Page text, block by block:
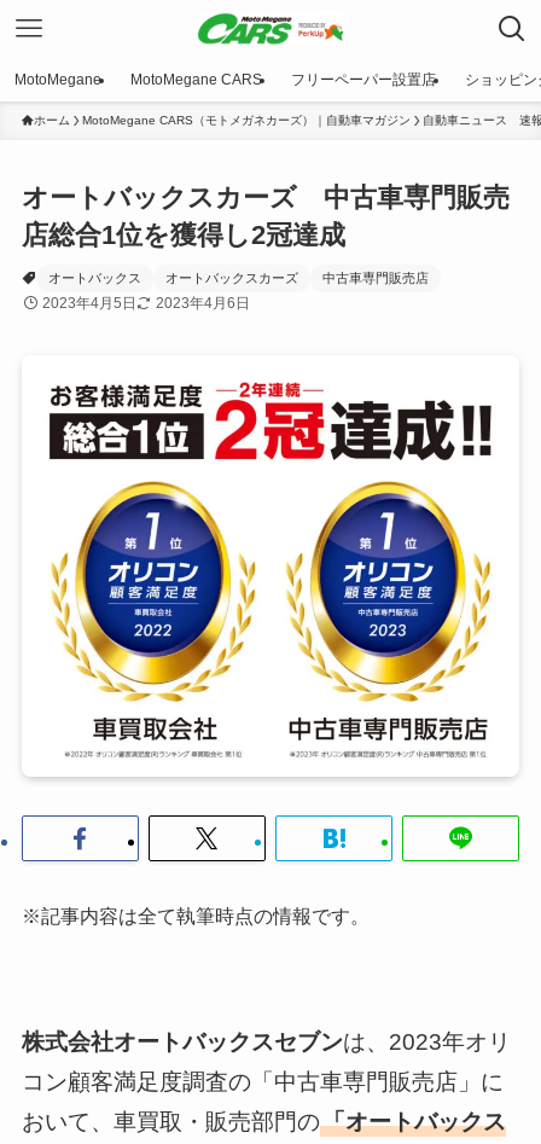
MotoMegane MotoMegane CARS フリーペーパー設置店 ショッピン
ホーム MotoMegane CARS（モトメガネカーズ）｜自動車マガジン 自動車ニュース 速
オートバックスカーズ 中古車専門販売
店総合1位を獲得し2冠達成
オートバックス オートバックスカーズ 中古車専門販売店
2023年4月5日 2023年4月6日
※記事内容は全て執筆時点の情報です。
株式会社オートバックスセブンは、2023年オリ
コン顧客満足度調査の「中古車専門販売店」に
おいて、車買取・販売部門の「オートバックス